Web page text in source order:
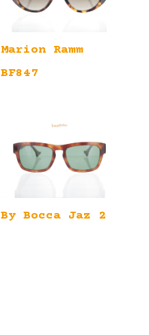
Marion Ramm
BF847
By Bocca Jaz 2